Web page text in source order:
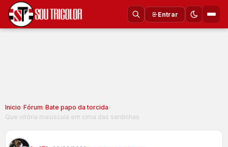
Entrar
Inicio›Fórum›Bate papo da torcida›
Que vitória maiúscula em cima das sardinhas